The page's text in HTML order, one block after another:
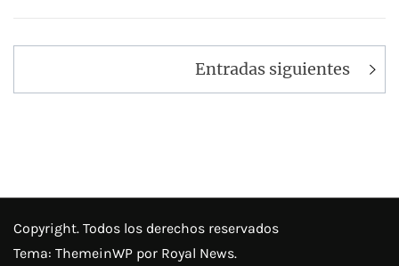
de
Entradas siguientes
Copyright. Todos los derechos reservados
Tema: ThemeinWP por Royal News.